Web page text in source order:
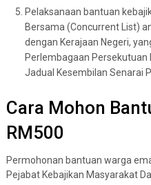
Pelaksanaan bantuan
Bersama (Concurrent List)
dengan Kerajaan Negeri,
Perlembagaan Persekutuan
Jadual Kesembilan Senarai
Cara Mohon
RM500
Permohonan bantuan warga
Pejabat Kebajikan Masyarakat